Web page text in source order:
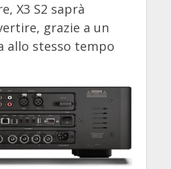
X3 S2 saprà
grazie a un
allo stesso tempo